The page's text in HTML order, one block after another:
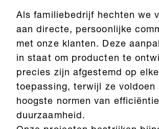
Als familiebedrijf hechten we
aan directe, persoonlijke
met onze klanten. Deze
in staat om producten te
precies zijn afgestemd op elke
toepassing, terwijl ze voldoen
hoogste normen van
duurzaamheid.